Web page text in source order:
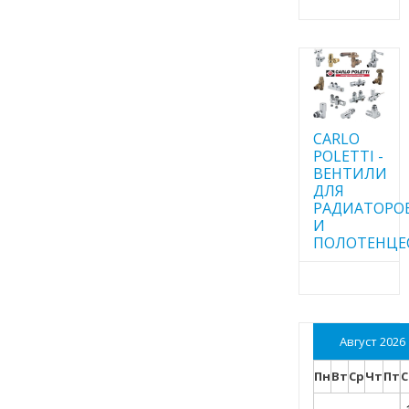
CARLO
POLETTI -
ВЕНТИЛИ
ДЛЯ
И
Август 2026
ПнВтСрЧтПт